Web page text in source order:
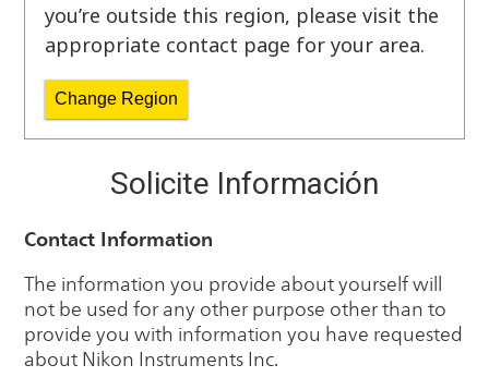
you’re outside this region, please visit the
appropriate contact page for your area.
Change Region
Solicite Información